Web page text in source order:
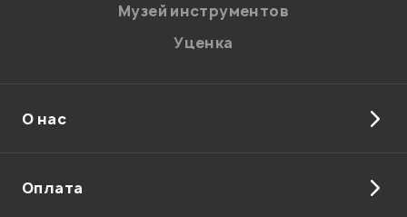
Отправить
Музей инструментов
Уценка
О нас
Оплата